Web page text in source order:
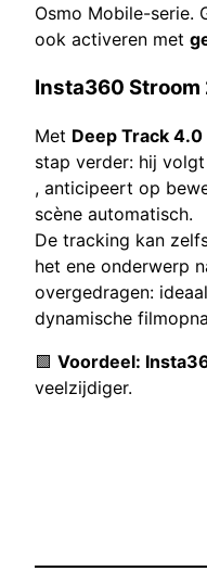
Osmo Mobile-serie.
ook activeren met
Insta360 Stroom
Met Deep Track 4.0
stap verder: hij volgt
, anticipeert op
scène automatisch.
De tracking kan
het ene onderwerp
overgedragen:
dynamische
🟩 Voordeel:
veelzijdiger.